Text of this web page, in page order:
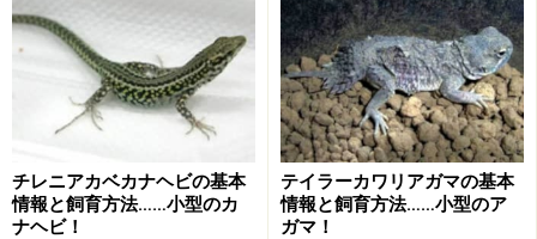
両爬の色彩変異 白ヘビ様
from All About
＜おすすめINDEX＞
ヘビのコミュニティサイト
from All About
Terra Herps.では図鑑作りへのあなたの参加を待っていま
チレニアカベカナヘビの基本
情報と飼育方法……小型のカ
ナヘビ！
テイラーカワリアガマの基本
情報と飼育方法……小型のア
ガマ！